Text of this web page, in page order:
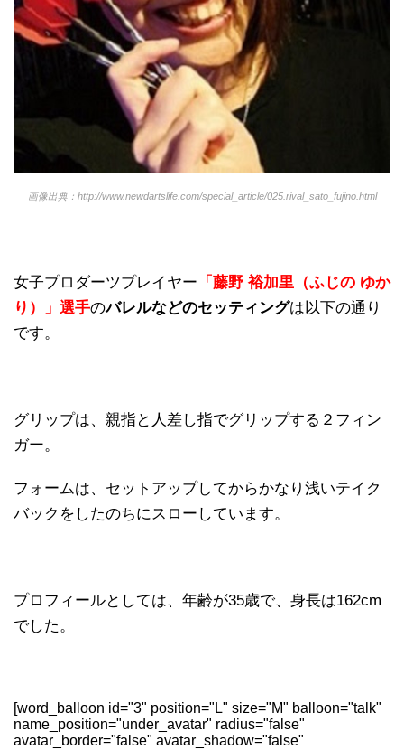
画像出典：http://www.newdartslife.com/special_article/025.rival_sato_fujino.html
女子プロダーツプレイヤー 「藤野 裕加里（ふじの ゆか
り）」選手のバレルなどのセッティングは以下の通り
です。
グリップは、親指と人差し指でグリップする２フィン
ガー。
フォームは、セットアップしてからかなり浅いテイク
バックをしたのちにスローしています。
プロフィールとしては、年齢が35歳で、身長は162cm
でした。
[word_balloon id="3" position="L" size="M" balloon="talk"
name_position="under_avatar" radius="false"
avatar_border="false" avatar_shadow="false"